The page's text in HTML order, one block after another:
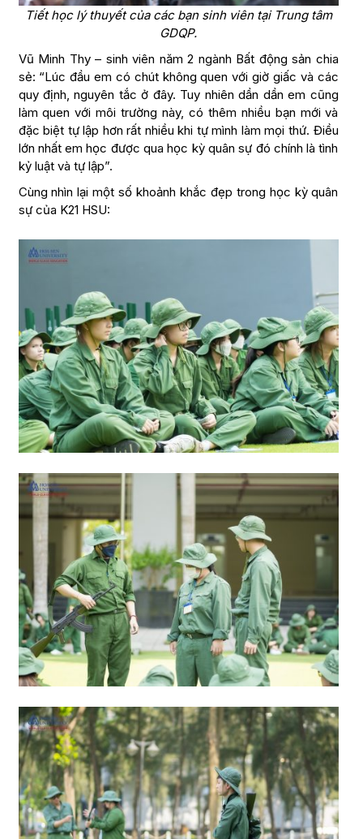
Tiết học lý thuyết của các bạn sinh viên tại Trung tâm
GDQP.
Vũ Minh Thy – sinh viên năm 2 ngành Bất động sản chia
sẻ: “Lúc đầu em có chút không quen với giờ giấc và các
quy định, nguyên tắc ở đây. Tuy nhiên dần dần em cũng
làm quen với môi trường này, có thêm nhiều bạn mới và
đặc biệt tự lập hơn rất nhiều khi tự mình làm mọi thứ. Điều
lớn nhất em học được qua học kỳ quân sự đó chính là tình
kỷ luật và tự lập”.
Cùng nhìn lại một số khoảnh khắc đẹp trong học kỳ quân
sự của K21 HSU: